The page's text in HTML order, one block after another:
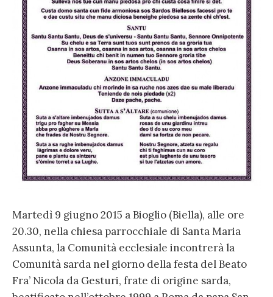
Martedì 9 giugno 2015 a Bioglio (Biella), alle ore
20.30, nella chiesa parrocchiale di Santa Maria
Assunta, la Comunità ecclesiale incontrerà la
Comunità sarda nel giorno della festa del Beato
Fra’ Nicola da Gesturi, frate di origine sarda,